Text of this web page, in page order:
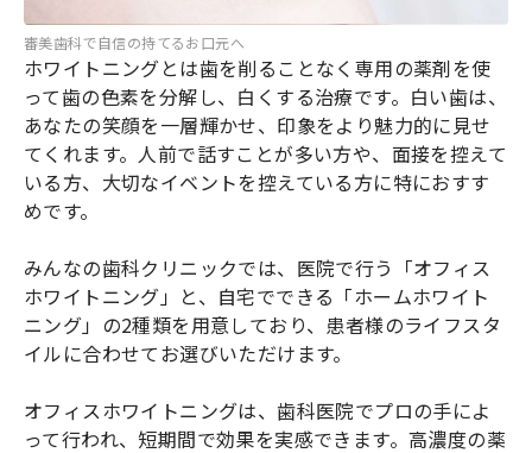
審美歯科で自信の持てるお口元へ
ホワイトニングとは歯を削ることなく専用の薬剤を使
って歯の色素を分解し、白くする治療です。白い歯は、
あなたの笑顔を一層輝かせ、印象をより魅力的に見せ
てくれます。人前で話すことが多い方や、面接を控えて
いる方、大切なイベントを控えている方に特におすす
めです。
みんなの歯科クリニックでは、医院で行う「オフィス
ホワイトニング」と、自宅でできる「ホームホワイト
ニング」の2種類を用意しており、患者様のライフスタ
イルに合わせてお選びいただけます。
オフィスホワイトニングは、歯科医院でプロの手によ
って行われ、短期間で効果を実感できます。高濃度の薬